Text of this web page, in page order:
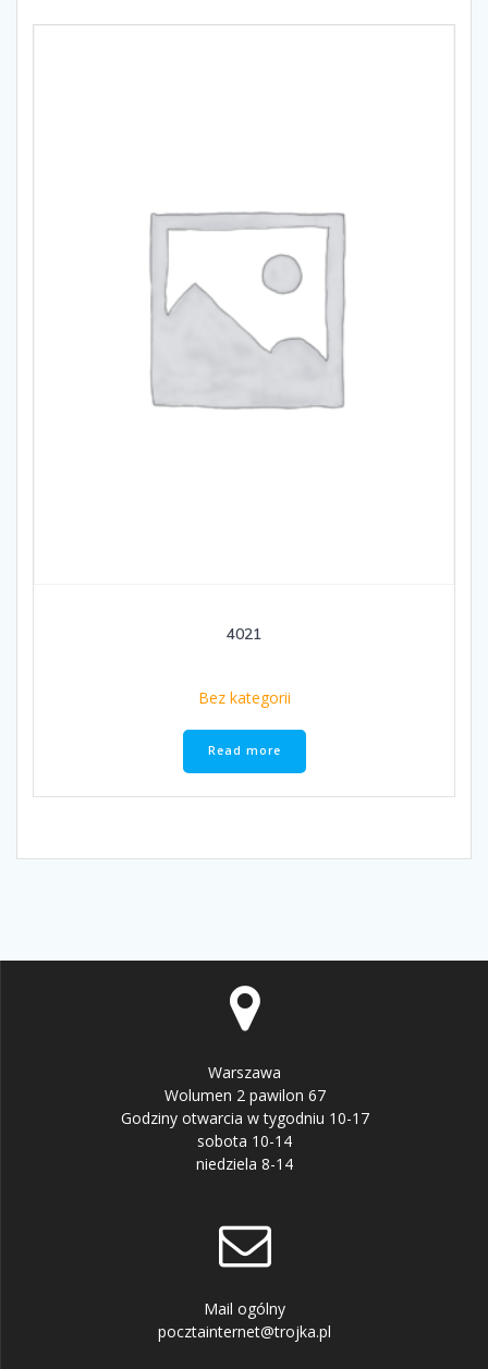
4021
Bez kategorii
Read more
Warszawa
Wolumen 2 pawilon 67
Godziny otwarcia w tygodniu 10-17
sobota 10-14
niedziela 8-14
Mail ogólny
pocztainternet@trojka.pl